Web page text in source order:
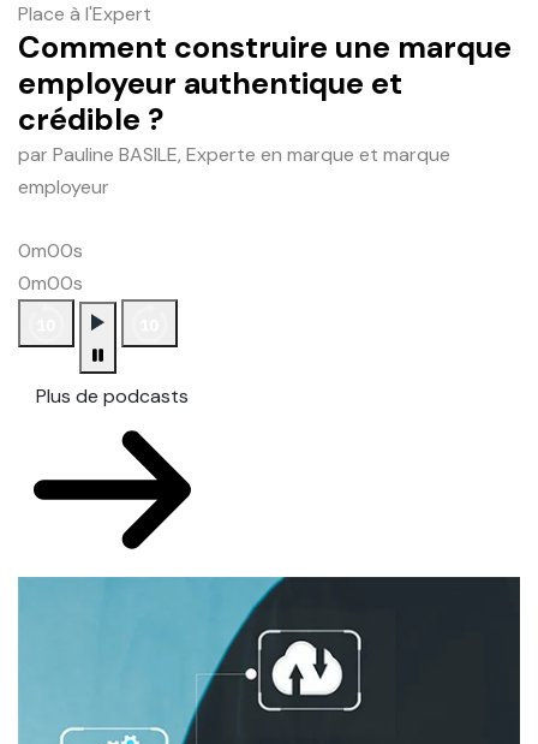
Place à l'Expert
Comment construire une marque
employeur authentique et
crédible ?
par Pauline BASILE, Experte en marque et marque
employeur
0m00s
0m00s
Plus de podcasts